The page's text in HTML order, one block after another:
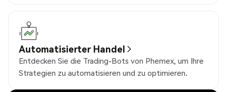
Automatisierter Handel
Entdecken Sie die Trading-Bots von Phemex, um Ihre
Strategien zu automatisieren und zu optimieren.